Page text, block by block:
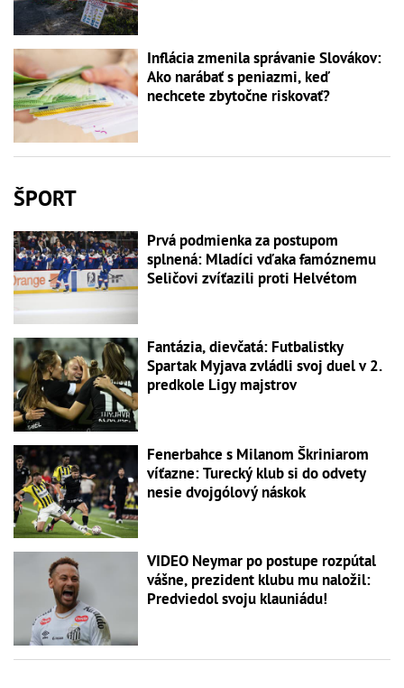
Inflácia zmenila správanie Slovákov:
Ako narábať s peniazmi, keď
nechcete zbytočne riskovať?
ŠPORT
Prvá podmienka za postupom
splnená: Mladíci vďaka famóznemu
Seličovi zvíťazili proti Helvétom
Fantázia, dievčatá: Futbalistky
Spartak Myjava zvládli svoj duel v 2.
predkole Ligy majstrov
Fenerbahce s Milanom Škriniarom
víťazne: Turecký klub si do odvety
nesie dvojgólový náskok
VIDEO Neymar po postupe rozpútal
vášne, prezident klubu mu naložil:
Predviedol svoju klauniádu!